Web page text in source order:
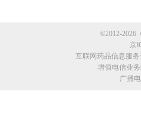
©2012-2026
京
互联网药品信息服
增值电信业
广播